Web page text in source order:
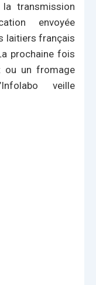
transmission
envoyée
laitiers français
prochaine fois
ou un fromage
veille